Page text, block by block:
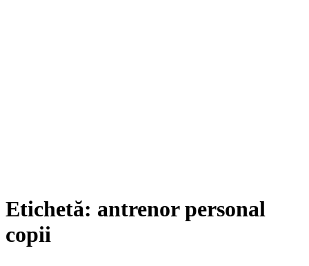
Etichetă: antrenor personal
copii